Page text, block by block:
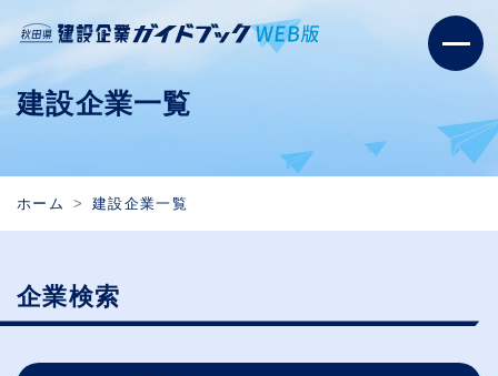
建設企業一覧
ホーム 建設企業一覧
企業検索